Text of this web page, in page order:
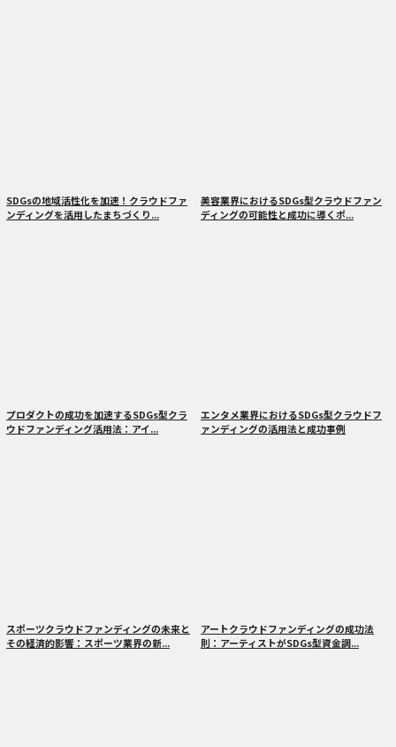
SDGsの地域活性化を加速！クラウドファ
ンディングを活用したまちづくり...
美容業界におけるSDGs型クラウドファン
ディングの可能性と成功に導くポ...
プロダクトの成功を加速するSDGs型クラ
ウドファンディング活用法：アイ...
エンタメ業界におけるSDGs型クラウドフ
ァンディングの活用法と成功事例
スポーツクラウドファンディングの未来と
その経済的影響：スポーツ業界の新...
アートクラウドファンディングの成功法
則：アーティストがSDGs型資金調...